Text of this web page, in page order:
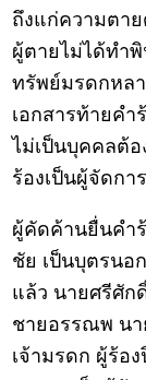
ถึงแก่ความตา
ผู้ตายไม่ได้ทำ
ทรัพย์มรดกหล
เอกสารท้ายคำ
ไม่เป็นบุคคลต้
ร้องเป็นผู้จัดกา
ผู้คัดค้านยื่นคำ
ชัย เป็นบุตรนอ
แล้ว นายศรีศัก
ชายอรรณพ น
เจ้ามรดก ผู้ร้อ